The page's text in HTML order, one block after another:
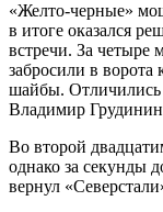
«Желто-черные»
в итоге оказался
встречи. За четыре
забросили в ворота
шайбы.
Владимир
Во второй
однако за секунды
вернул